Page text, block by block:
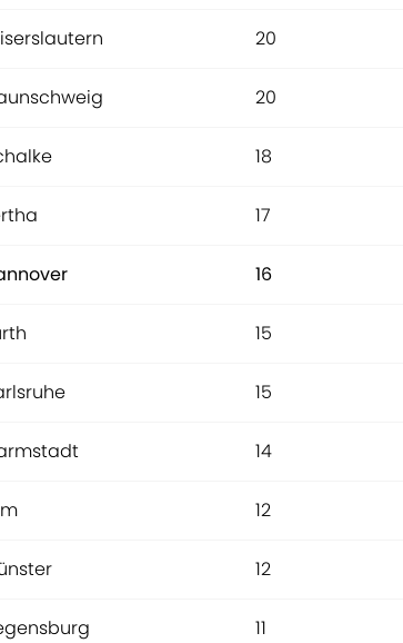
20
20
18
17
16
15
15
14
12
12
11